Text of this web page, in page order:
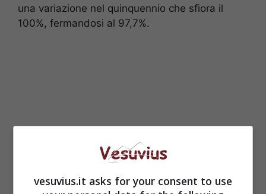
una variazione nel quinquennio che sfiora il
100%, fermandosi al 97,7%.
vesuvius.it asks for your consent to use